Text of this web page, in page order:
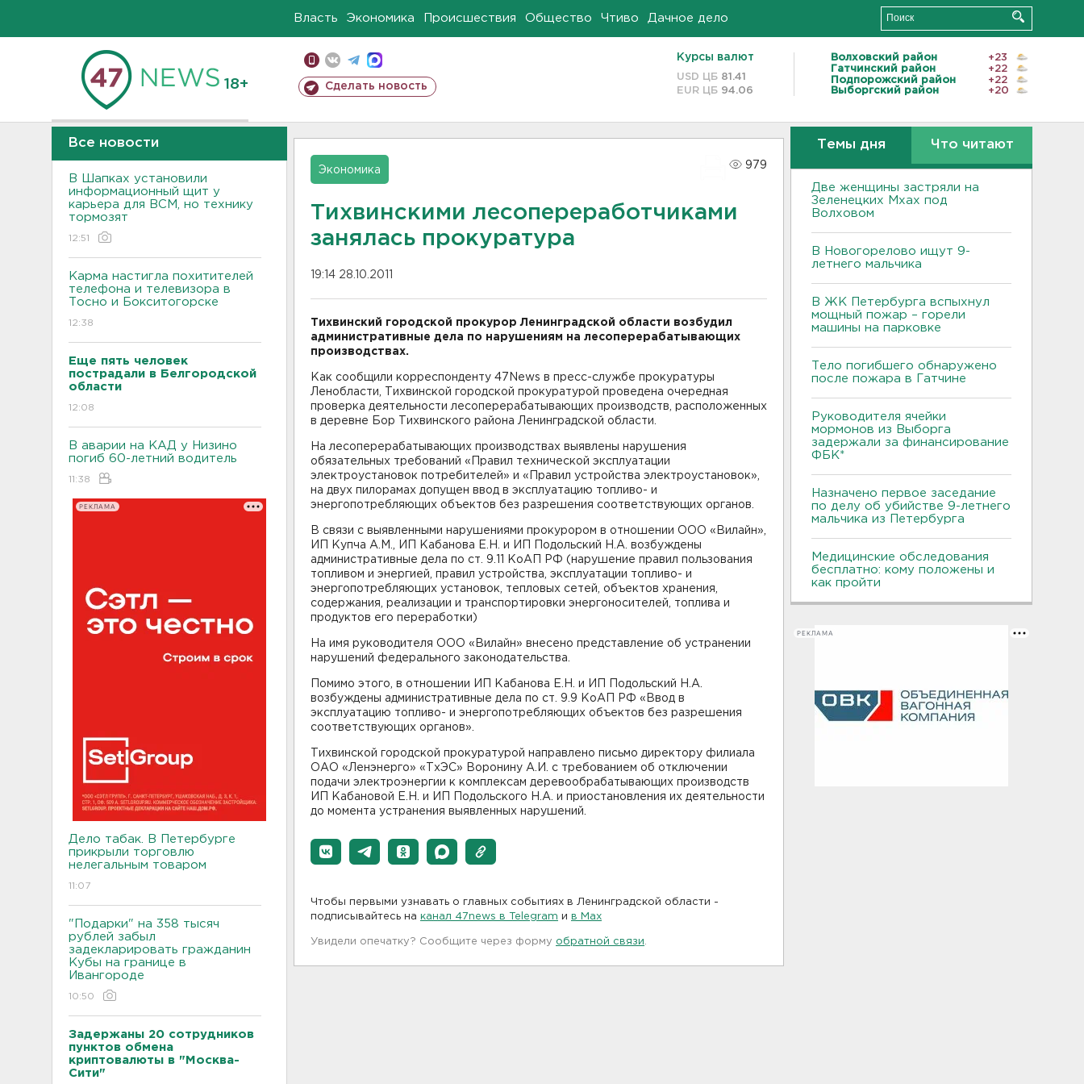
Власть Экономика Происшествия Общество Чтиво Дачное дело
18+ Сделать новость
Курсы валют
USD ЦБ 81.41
EUR ЦБ 94.06
Волховский район
+23
Гатчинский район
+22
Подпорожский район
+22
Выборгский район
+20
Все новости
В Шапках установили
информационный щит у
карьера для ВСМ, но технику
тормозят
12:51
Карма настигла похитителей
телефона и телевизора в
Тосно и Бокситогорске
12:38
Еще пять человек
пострадали в Белгородской
области
12:08
В аварии на КАД у Низино
погиб 60-летний водитель
11:38
РЕКЛАМА
Дело табак. В Петербурге
прикрыли торговлю
нелегальным товаром
11:07
"Подарки" на 358 тысяч
рублей забыл
задекларировать гражданин
Кубы на границе в
Ивангороде
10:50
Задержаны 20 сотрудников
пунктов обмена
криптовалюты в "Москва-
Сити"
Экономика
979
Тихвинскими лесопереработчиками
занялась прокуратура
19:14 28.10.2011
Тихвинский городской прокурор Ленинградской области возбудил
административные дела по нарушениям на лесоперерабатывающих
производствах.
Как сообщили корреспонденту 47News в пресс-службе прокуратуры
Ленобласти, Тихвинской городской прокуратурой проведена очередная
проверка деятельности лесоперерабатывающих производств, расположенных
в деревне Бор Тихвинского района Ленинградской области.
На лесоперерабатывающих производствах выявлены нарушения
обязательных требований «Правил технической эксплуатации
электроустановок потребителей» и «Правил устройства электроустановок»,
на двух пилорамах допущен ввод в эксплуатацию топливо- и
энергопотребляющих объектов без разрешения соответствующих органов.
В связи с выявленными нарушениями прокурором в отношении ООО «Вилайн»,
ИП Купча А.М., ИП Кабанова Е.Н. и ИП Подольский Н.А. возбуждены
административные дела по ст. 9.11 КоАП РФ (нарушение правил пользования
топливом и энергией, правил устройства, эксплуатации топливо- и
энергопотребляющих установок, тепловых сетей, объектов хранения,
содержания, реализации и транспортировки энергоносителей, топлива и
продуктов его переработки)
На имя руководителя ООО «Вилайн» внесено представление об устранении
нарушений федерального законодательства.
Помимо этого, в отношении ИП Кабанова Е.Н. и ИП Подольский Н.А.
возбуждены административные дела по ст. 9.9 КоАП РФ «Ввод в
эксплуатацию топливо- и энергопотребляющих объектов без разрешения
соответствующих органов».
Тихвинской городской прокуратурой направлено письмо директору филиала
ОАО «Ленэнерго» «ТхЭС» Воронину А.И. с требованием об отключении
подачи электроэнергии к комплексам деревообрабатывающих производств
ИП Кабановой Е.Н. и ИП Подольского Н.А. и приостановления их деятельности
до момента устранения выявленных нарушений.
Чтобы первыми узнавать о главных событиях в Ленинградской области -
подписывайтесь на канал 47news в Telegram и в Maх
Увидели опечатку? Сообщите через форму обратной связи
Темы дня Что читают
Две женщины застряли на
Зеленецких Мхах под
Волховом
В Новогорелово ищут 9-
летнего мальчика
В ЖК Петербурга вспыхнул
мощный пожар – горели
машины на парковке
Тело погибшего обнаружено
после пожара в Гатчине
Руководителя ячейки
мормонов из Выборга
задержали за финансирование
ФБК*
Назначено первое заседание
по делу об убийстве 9-летнего
мальчика из Петербурга
Медицинские обследования
бесплатно: кому положены и
как пройти
РЕКЛАМА